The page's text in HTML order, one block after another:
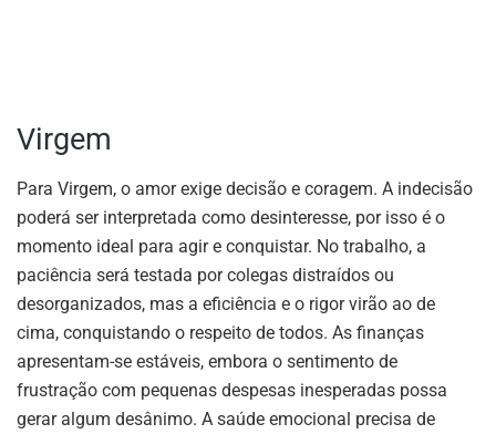
Virgem
Para Virgem, o amor exige decisão e coragem. A indecisão
poderá ser interpretada como desinteresse, por isso é o
momento ideal para agir e conquistar. No trabalho, a
paciência será testada por colegas distraídos ou
desorganizados, mas a eficiência e o rigor virão ao de
cima, conquistando o respeito de todos. As finanças
apresentam-se estáveis, embora o sentimento de
frustração com pequenas despesas inesperadas possa
gerar algum desânimo. A saúde emocional precisa de